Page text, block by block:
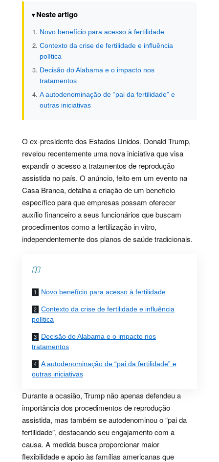
Neste artigo
Novo benefício para acesso à fertilidade
Contexto da crise de fertilidade e influência
política
Decisão do Alabama e o impacto nos
tratamentos
A autodenominação de “pai da fertilidade” e
outras iniciativas
O ex-presidente dos Estados Unidos, Donald Trump,
revelou recentemente uma nova iniciativa que visa
expandir o acesso a tratamentos de reprodução
assistida no país. O anúncio, feito em um evento na
Casa Branca, detalha a criação de um benefício
específico para que empresas possam oferecer
auxílio financeiro a seus funcionários que buscam
procedimentos como a fertilização in vitro,
independentemente dos planos de saúde tradicionais.
Novo benefício para acesso à fertilidade
Contexto da crise de fertilidade e influência
política
Decisão do Alabama e o impacto nos
tratamentos
A autodenominação de “pai da fertilidade” e
outras iniciativas
Durante a ocasião, Trump não apenas defendeu a
importância dos procedimentos de reprodução
assistida, mas também se autodenominou o “pai da
fertilidade”, destacando seu engajamento com a
causa. A medida busca proporcionar maior
flexibilidade e apoio às famílias americanas que